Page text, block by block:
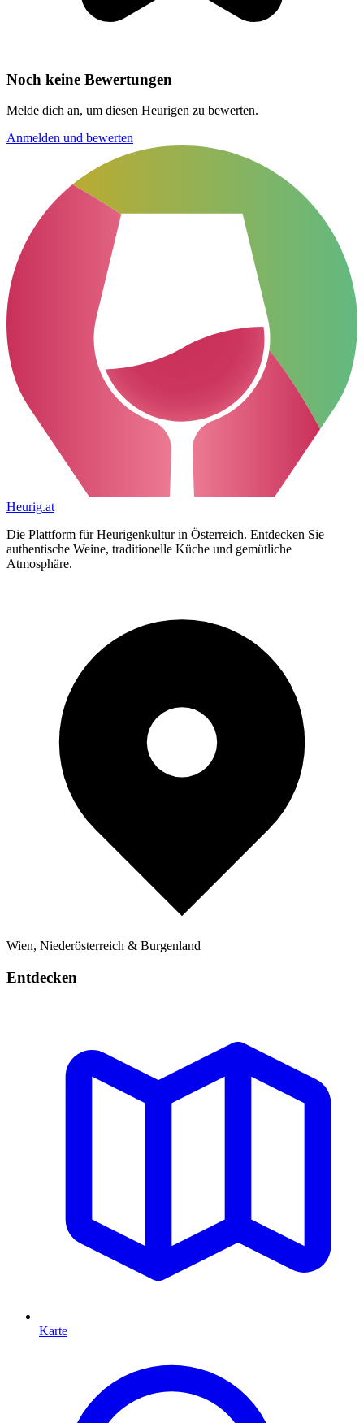
Noch keine Bewertungen
Melde dich an, um diesen Heurigen zu bewerten.
Anmelden und bewerten
Heurig.at
Die Plattform für Heurigenkultur in Österreich. Entdecken Sie
authentische Weine, traditionelle Küche und gemütliche
Atmosphäre.
Wien, Niederösterreich & Burgenland
Entdecken
Karte